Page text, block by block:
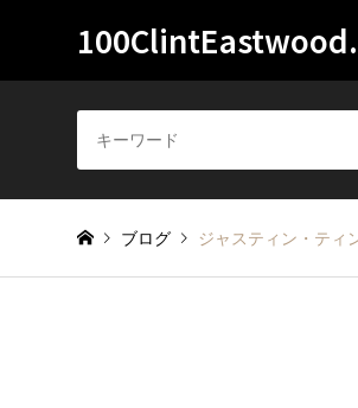
ブログ ジャスティン・ティ